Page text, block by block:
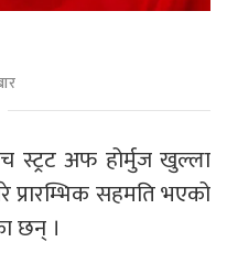
स्ट्रट अफ होर्मुज खुल्ला
प्रारम्भिक सहमति भएको
छन् ।